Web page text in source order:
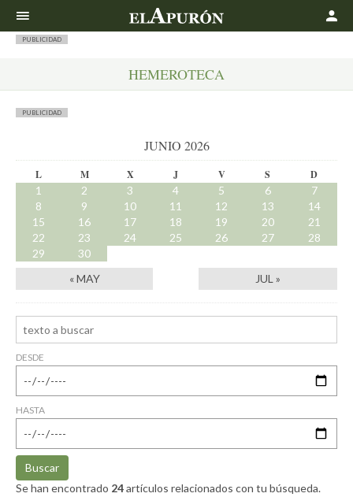
PUBLICIDAD
HEMEROTECA
PUBLICIDAD
JUNIO 2026
L M X J V S D
« MAY JUL »
1 2 3 4 5 6
7
8
9 10 11 12 13
14
15
16 17 18 19 20
21
22
23 24 25 26 27
28
29
30
DESDE
HASTA
Buscar
Se han encontrado 24artículos relacionados con tu búsqueda.